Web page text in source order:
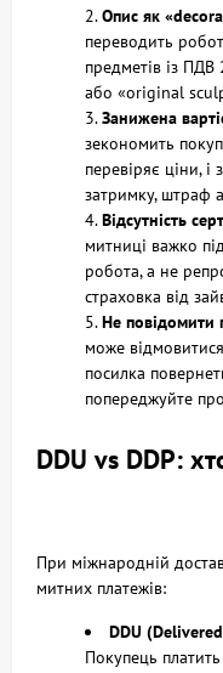
Опис як
переводить
предметів із
або «original
Занижена
зекономить
перевіряє ціни,
затримку, штраф
Відсутність
митниці важко
робота, а не
страховка від
Не повідомити
може
посилка
попереджуйте
DDU vs DDP:
При міжнародній
митних платежів:
DDU
Покупець